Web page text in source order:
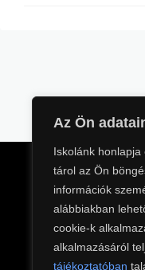
Az Ön
Iskolánk
tárol az Ön
információk
alábbiakban
cookie-k
alkalmazásáról
tájékoztatóban